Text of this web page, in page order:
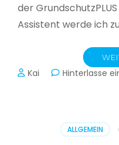
der
Assistent werde ich
Kai Hinterlasse
ALLGEMEIN